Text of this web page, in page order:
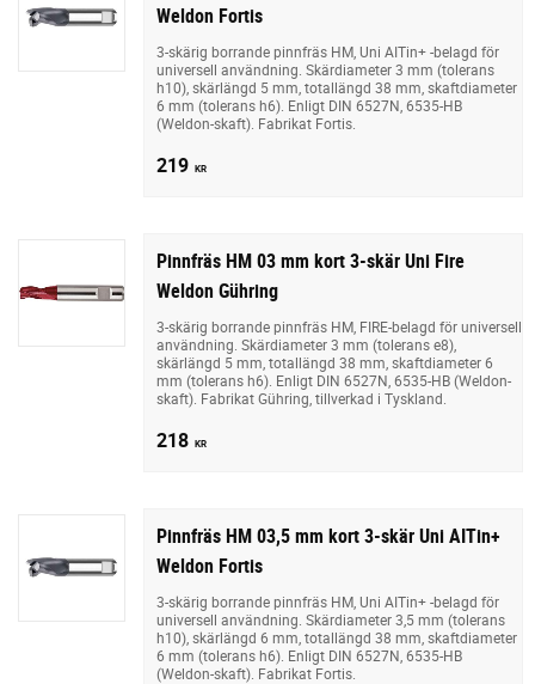
Weldon Fortis
3-skärig borrande pinnfräs HM, Uni AITin+ -belagd för
universell användning. Skärdiameter 3 mm (tolerans
h10), skärlängd 5 mm, totallängd 38 mm, skaftdiameter
6 mm (tolerans h6). Enligt DIN 6527N, 6535-HB
(Weldon-skaft). Fabrikat Fortis.
219 KR
Pinnfräs HM 03 mm kort 3-skär Uni Fire
Weldon Gühring
3-skärig borrande pinnfräs HM, FIRE-belagd för universell
användning. Skärdiameter 3 mm (tolerans e8),
skärlängd 5 mm, totallängd 38 mm, skaftdiameter 6
mm (tolerans h6). Enligt DIN 6527N, 6535-HB (Weldon-
skaft). Fabrikat Gühring, tillverkad i Tyskland.
218 KR
Pinnfräs HM 03,5 mm kort 3-skär Uni AITin+
Weldon Fortis
3-skärig borrande pinnfräs HM, Uni AITin+ -belagd för
universell användning. Skärdiameter 3,5 mm (tolerans
h10), skärlängd 6 mm, totallängd 38 mm, skaftdiameter
6 mm (tolerans h6). Enligt DIN 6527N, 6535-HB
(Weldon-skaft). Fabrikat Fortis.